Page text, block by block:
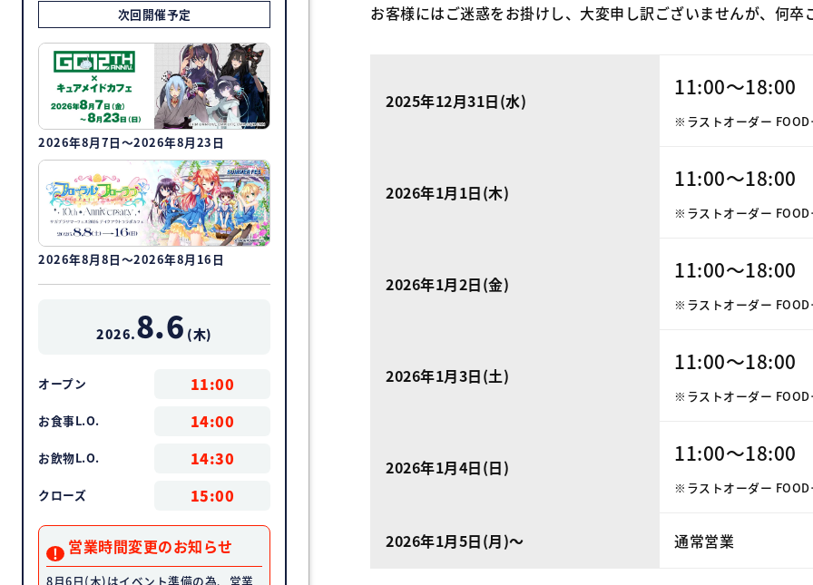
次回開催予定
2026年8月7日～2026年8月23日
2026年8月8日～2026年8月16日
2026.8.6 (木)
オープン 11:00
お食事L.O. 14:00
お飲物L.O. 14:30
クローズ 15:00
営業時間変更のお知らせ
8月6日(木)はイベント準備の為、営業
お客様にはご迷惑をお掛けし、大変申し訳ございませんが、何
2025年12月31日(水)
11:00～18:00
※ラストオーダー
2026年1月1日(木)
11:00～18:00
※ラストオーダー
2026年1月2日(金)
11:00～18:00
※ラストオーダー
2026年1月3日(土)
11:00～18:00
※ラストオーダー
2026年1月4日(日)
11:00～18:00
※ラストオーダー
2026年1月5日(月)～ 通常営業